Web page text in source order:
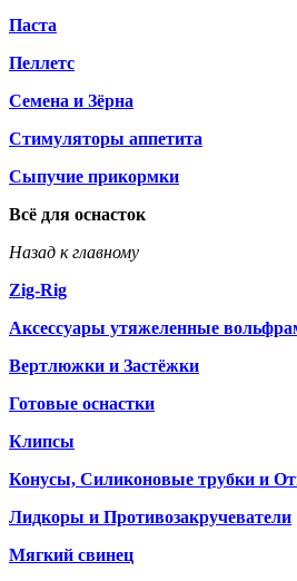
Паста
Пеллетс
Семена и Зёрна
Стимуляторы аппетита
Сыпучие прикормки
Всё для оснасток
Назад к главному
Zig-Rig
Аксессуары утяжеленные
Вертлюжки и Застёжки
Готовые оснастки
Клипсы
Конусы, Силиконовые трубки и
Лидкоры и Противозакручеватели
Мягкий свинец